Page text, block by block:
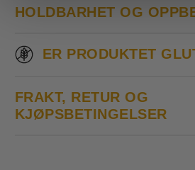
HOLDBARHET OG
ER PRODUKTET
FRAKT, RETUR OG
KJØPSBETINGELSER